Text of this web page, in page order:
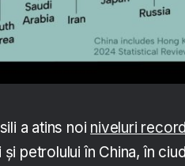
a atins noi niveluri record
petrolului în China, în